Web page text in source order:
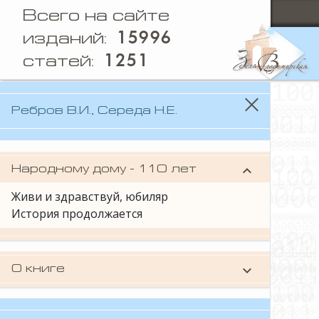
Всего на сайте
изданий: 15996
статей: 1251
Ребров В.И., Середа Н.Е.
Народному дому - 110 лет keyboard_arrow_down
Живи и здравствуй, юбиляр
История продолжается
О книге keyboard_arrow_down
Книга известных кольгучинских
краеведовВалерия Ивановича Реброва